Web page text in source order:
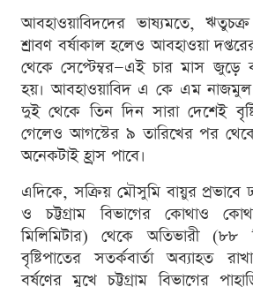
আবহাওয়াবিদদের ভাষ্যমতে,
শ্রাবণ বর্ষাকাল হলেও আবহাওয়া
থেকে সেপ্টেম্বর—এই চার মাস জুড়ে
হয়। আবহাওয়াবিদ এ কে এম
দুই থেকে তিন দিন সারা দেশেই
গেলেও আগস্টের ৯ তারিখের পর থেকে
অনেকটাই হ্রাস পাবে।
এদিকে, সক্রিয় মৌসুমি বায়ুর প্রভাবে
ও চট্টগ্রাম বিভাগের কোথাও
মিলিমিটার) থেকে অতিভারী (৮৮
বৃষ্টিপাতের সতর্কবার্তা অব্যাহত
বর্ষণের মুখে চট্টগ্রাম বিভাগের